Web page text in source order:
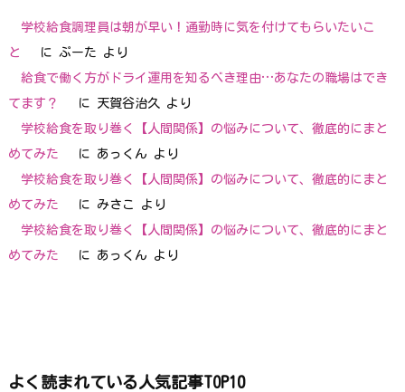
学校給食調理員は朝が早い！通勤時に気を付けてもらいたいこ
と
に ぷーた より
給食で働く方がドライ運用を知るべき理由…あなたの職場はでき
てます？
に 天賀谷治久 より
学校給食を取り巻く【人間関係】の悩みについて、徹底的にまと
めてみた
に あっくん より
学校給食を取り巻く【人間関係】の悩みについて、徹底的にまと
めてみた
に みさこ
より
学校給食を取り巻く【人間関係】の悩みについて、徹底的にまと
めてみた
に あっくん より
よく読まれている人気記事TOP10